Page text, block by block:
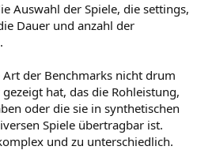
Auswahl der Spiele, die settings,
Dauer und anzahl der
der Benchmarks nicht drum
hat, das die Rohleistung,
oder die sie in synthetischen
Spiele übertragbar ist.
und zu unterschiedlich.